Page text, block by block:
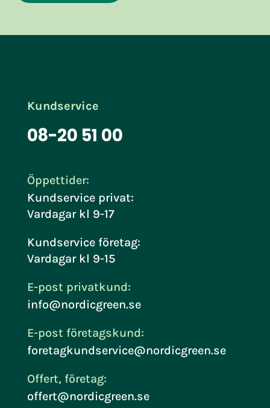
Kundservice
08-20 51 00
Öppettider:
Kundservice privat:
Vardagar kl 9-17
Kundservice företag:
Vardagar kl 9-15
E-post privatkund:
info@nordicgreen.se
E-post företagskund:
foretagkundservice@nordicgreen.se
Offert, företag:
offert@nordicgreen.se